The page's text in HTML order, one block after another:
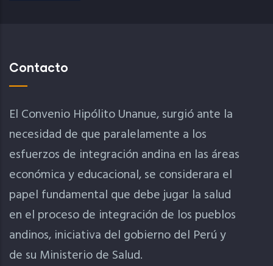
Contacto
El Convenio Hipólito Unanue, surgió ante la
necesidad de que paralelamente a los
esfuerzos de integración andina en las áreas
económica y educacional, se considerara el
papel fundamental que debe jugar la salud
en el proceso de integración de los pueblos
andinos, iniciativa del gobierno del Perú y
de su Ministerio de Salud.